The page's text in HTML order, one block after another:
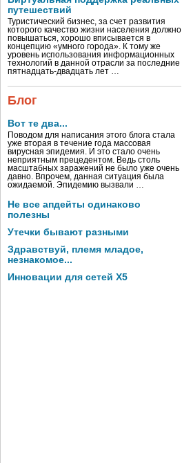
путешествий
Туристический бизнес, за счет развития
которого качество жизни населения должно
повышаться, хорошо вписывается в
концепцию «умного города». К тому же
уровень использования информационных
технологий в данной отрасли за последние
пятнадцать-двадцать лет …
Блог
Вот те два...
Поводом для написания этого блога стала
уже вторая в течение года массовая
вирусная эпидемия. И это стало очень
неприятным прецедентом. Ведь столь
масштабных заражений не было уже очень
давно. Впрочем, данная ситуация была
ожидаемой. Эпидемию вызвали …
Не все апдейты одинаково
полезны
Утечки бывают разными
Здравствуй, племя младое,
незнакомое...
Инновации для сетей X5